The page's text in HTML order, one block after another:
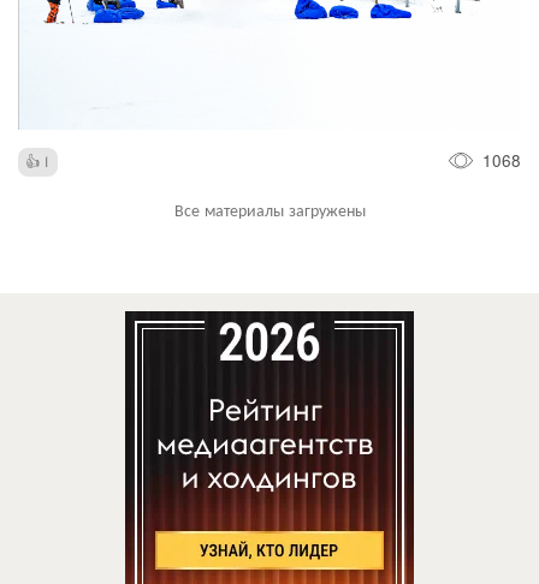
1 1068
Все материалы загружены